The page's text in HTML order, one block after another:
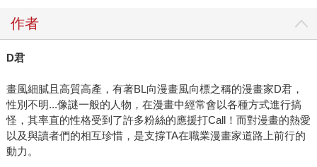
作者
D君
畫風細膩且高質高產，有著BL向漫畫風向標之稱的漫畫家D君，
性別不明...像謎一般的人物，在漫畫中經常會以各種方式進行搞
怪，其率直的性格受到了許多粉絲的應援打Call！而對漫畫的熱愛
以及與讀者們的相互珍惜，是支撐TA在職業漫畫家道路上前行的
動力。